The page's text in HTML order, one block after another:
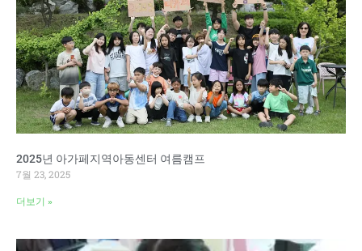
2025년 아가페지역아동센터 여름캠프
7월 23, 2025
더보기 »